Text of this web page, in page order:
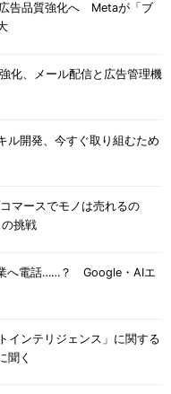
告品質強化へ Metaが「ブ
化、メール配信と広告管理機
ル開発、今すぐ取り組むため
マースでモノは売れるの
挑戦
へ電話……？ Google・AIエ
インテリジェンス」に関する
聞く